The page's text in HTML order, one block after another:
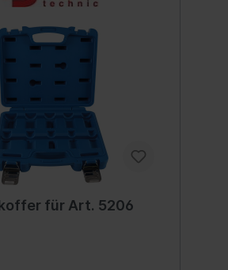
für Art. 5206